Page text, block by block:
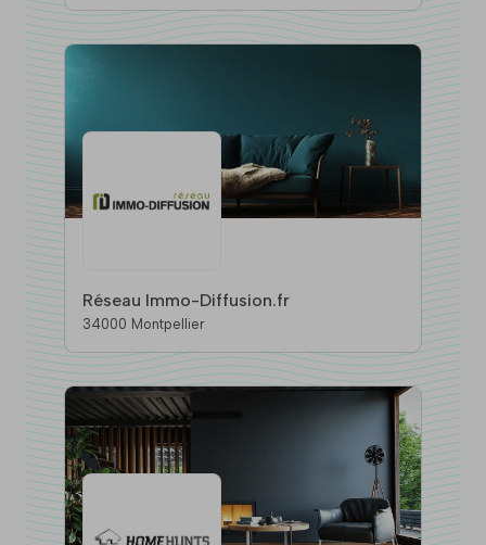
Réseau Immo-Diffusion.fr
34000 Montpellier